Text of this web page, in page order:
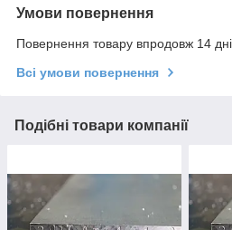
Умови повернення
Повернення товару впродовж 14
Всі умови повернення
Подібні товари компанії